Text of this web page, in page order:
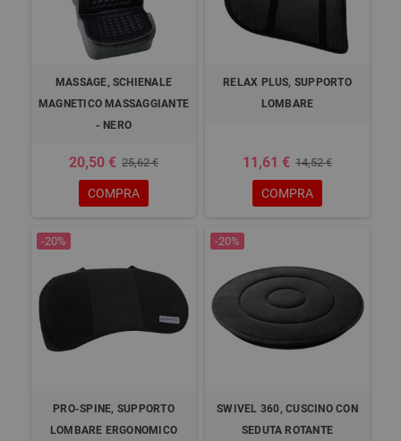
MASSAGE, SCHIENALE
MAGNETICO MASSAGGIANTE
- NERO
20,50 € 25,62 €
COMPRA
RELAX PLUS, SUPPORTO
LOMBARE
11,61 € 14,52 €
COMPRA
-20%
PRO-SPINE, SUPPORTO
LOMBARE ERGONOMICO
-20%
SWIVEL 360, CUSCINO CON
SEDUTA ROTANTE